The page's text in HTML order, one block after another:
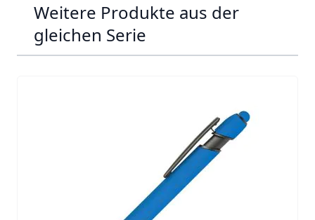
Weitere Produkte aus der
gleichen Serie